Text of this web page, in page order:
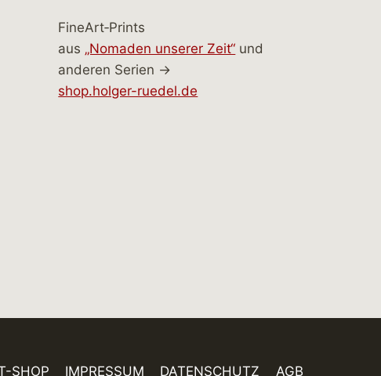
FineArt‑Prints
aus „Nomaden unserer Zeit“ und
anderen Serien →
shop.holger-ruedel.de
SHOP IMPRESSUM DATENSCHUTZ AGB